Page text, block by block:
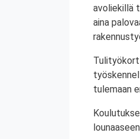
avoliekillä
aina
tulemaan